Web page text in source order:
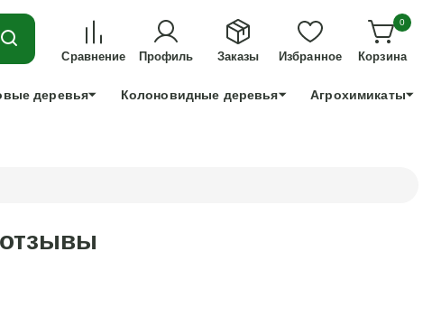
ДЛЯ ТЕХ, КТО УСПЕЕТ!
+7 991 898 83 30
Сравнение Профиль Заказы Избранное
0
Корзина
деревья Колоновидные деревья Агрохимикаты